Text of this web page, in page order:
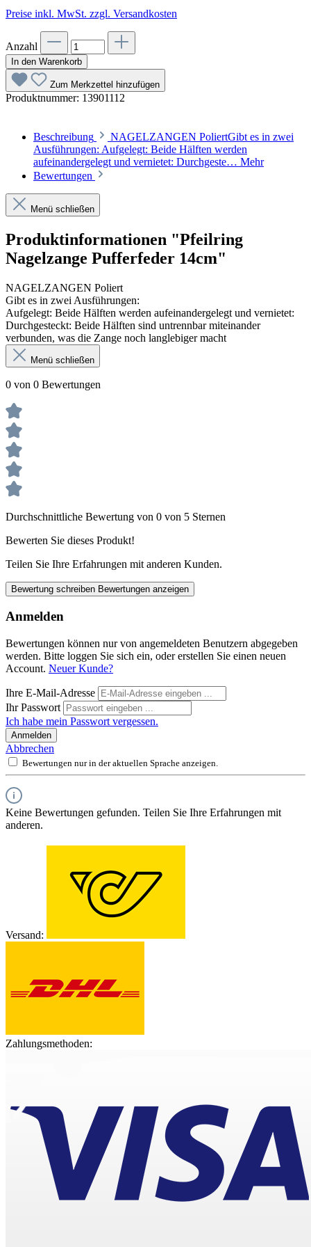
Preise inkl. MwSt. zzgl. Versandkosten
Anzahl
In den Warenkorb
Zum Merkzettel hinzufügen
Produktnummer: 13901112
Beschreibung
NAGELZANGEN PoliertGibt es in zwei
Ausführungen: Aufgelegt: Beide Hälften werden
aufeinandergelegt und vernietet: Durchgeste… Mehr
Bewertungen
Menü schließen
Produktinformationen "Pfeilring
Nagelzange Pufferfeder 14cm"
NAGELZANGEN Poliert
Gibt es in zwei Ausführungen:
Aufgelegt: Beide Hälften werden aufeinandergelegt und vernietet:
Durchgesteckt: Beide Hälften sind untrennbar miteinander
verbunden, was die Zange noch langlebiger macht
Menü schließen
0 von 0 Bewertungen
Durchschnittliche Bewertung von 0 von 5 Sternen
Bewerten Sie dieses Produkt!
Teilen Sie Ihre Erfahrungen mit anderen Kunden.
Bewertung schreiben Bewertungen anzeigen
Anmelden
Bewertungen können nur von angemeldeten Benutzern abgegeben
werden. Bitte loggen Sie sich ein, oder erstellen Sie einen neuen
Account. Neuer Kunde?
Ihre E-Mail-Adresse
Ihr Passwort
Ich habe mein Passwort vergessen.
Anmelden
Abbrechen
Bewertungen nur in der aktuellen Sprache anzeigen.
Keine Bewertungen gefunden. Teilen Sie Ihre Erfahrungen mit
anderen.
Versand:
Zahlungsmethoden: